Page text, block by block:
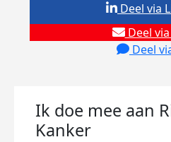
Deel
Deel
Deel via
Ik doe mee aan
Kanker